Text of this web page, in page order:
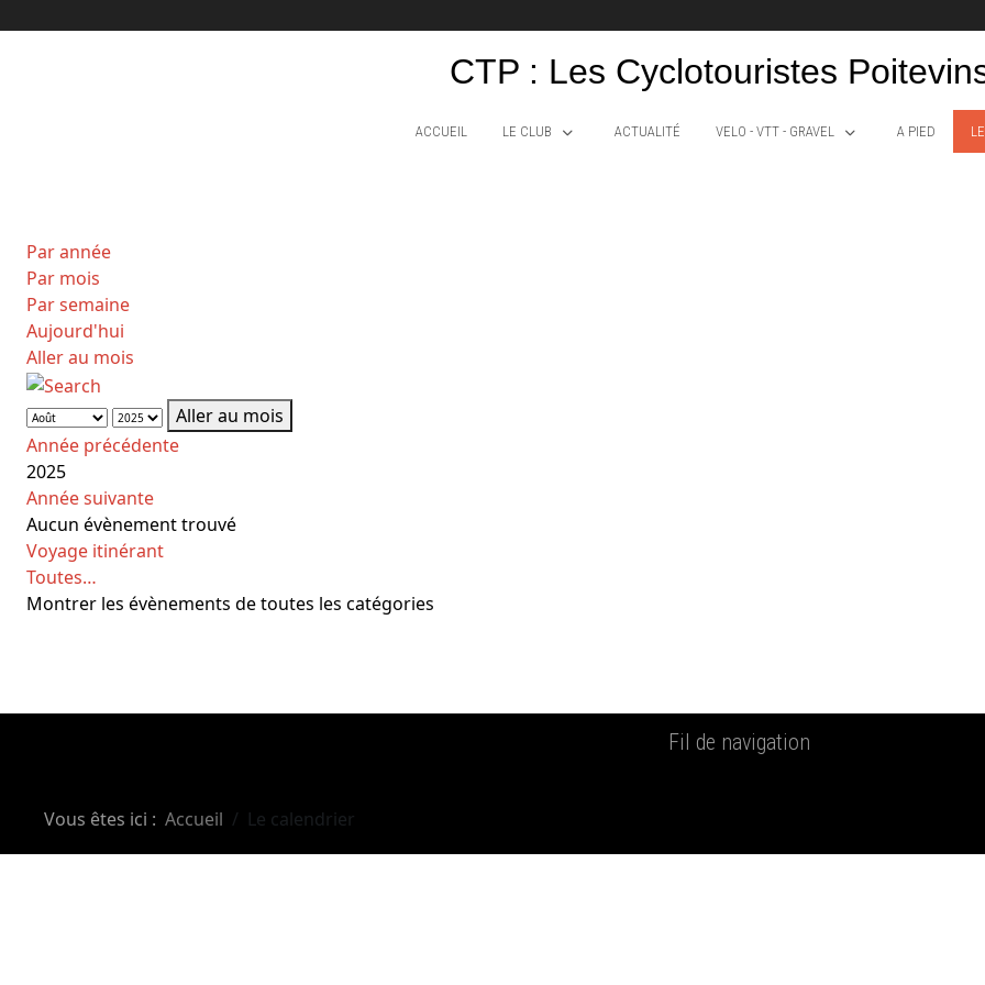
CTP : Les Cyclotouristes
ACCUEIL LE CLUB ACTUALITÉ VELO - VTT - GRAVEL A PIED
Par année
Par mois
Par semaine
Aujourd'hui
Aller au mois
Aller au mois
Année précédente
2025
Année suivante
Aucun évènement trouvé
Limite de la pagination
Voyage itinérant
Toutes…
Montrer les évènements de toutes les catégories
Fil de navigation
Vous êtes ici : Accueil Le calendrier